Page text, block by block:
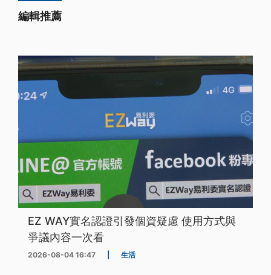
編輯推薦
EZ WAY實名認證引發個資疑慮 使用方式與
爭議內容一次看
2026-08-04 16:47 生活